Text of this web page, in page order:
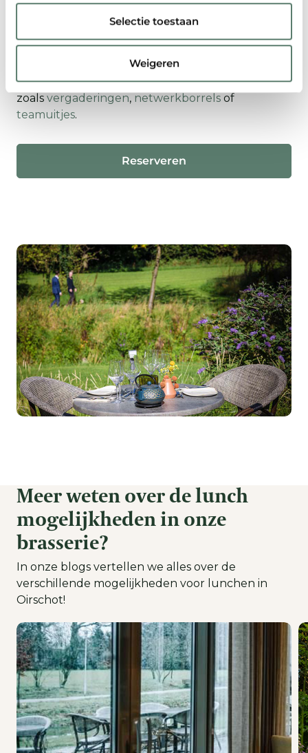
Selectie toestaan
Weigeren
onze lunchgerechten.
Naast een zakelijke lunch kun je bij ons ook
terecht voor anderezakelijke mogelijkheden,
zoals vergaderingen, netwerkborrels of
teamuitjes.
Reserveren
Meer weten over de lunch
mogelijkheden in onze
brasserie?
In onze blogs vertellen we alles over de
verschillende mogelijkheden voor lunchen in
Oirschot!